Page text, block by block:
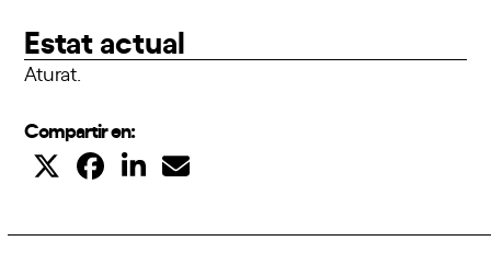
Estat actual
Aturat.
Compartir en: